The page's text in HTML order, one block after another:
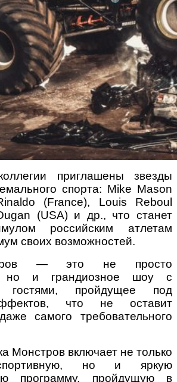
приглашены звезды
спорта: Mike Mason
(France), Louis Reboul
(USA) и др., что станет
российским атлетам
своих возможностей.
— это не просто
но и грандиозное шоу с
гостями, пройдущее под
что не оставит
самого требовательного
Монстров включает не только
но и яркую
программу, пройдущую в